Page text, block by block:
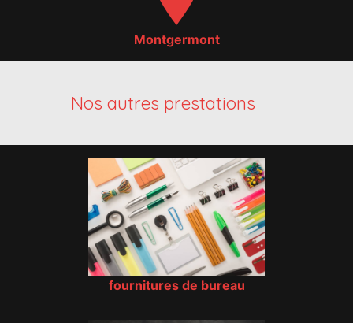
Montgermont
Nos autres prestations
fournitures de bureau